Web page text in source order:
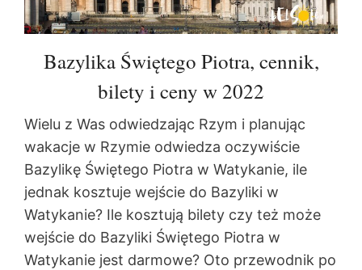
Bazylika Świętego Piotra, cennik,
bilety i ceny w 2022
Wielu z Was odwiedzając Rzym i planując
wakacje w Rzymie odwiedza oczywiście
Bazylikę Świętego Piotra w Watykanie, ile
jednak kosztuje wejście do Bazyliki w
Watykanie? Ile kosztują bilety czy też może
wejście do Bazyliki Świętego Piotra w
Watykanie jest darmowe? Oto przewodnik po